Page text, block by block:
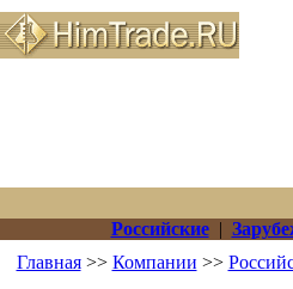
Российские|
Главная>> Компании >>